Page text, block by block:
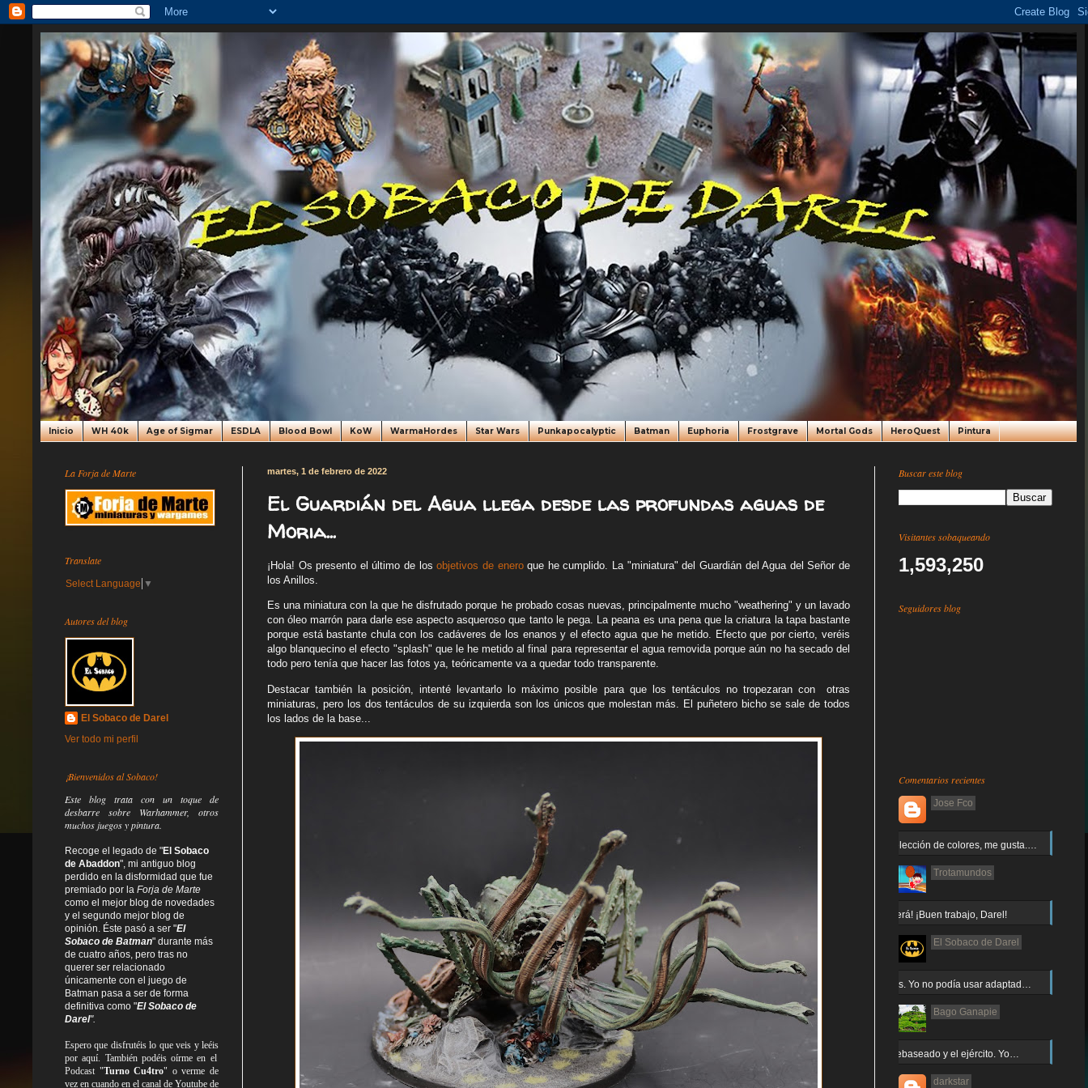
Inicio WH 40k Age of Sigmar ESDLA Blood Bowl KoW WarmaHordes Star Wars Punkapocalyptic Batman Euphoria Frostgrave Mortal Gods HeroQuest Pintura
martes, 1 de febrero de 2022
El Guardián del Agua llega desde las profundas aguas de
Moria...
¡Hola! Os presento el último de losobjetivos de eneroque he cumplido. La "miniatura" del Guardián del Agua del Señor de
los Anillos.
Es una miniatura con la que he disfrutado porque he probado cosas nuevas, principalmente mucho "weathering" y un lavado
con óleo marrón para darle ese aspecto asqueroso que tanto le pega. La peana es una pena que la criatura la tapa bastante
porque está bastante chula con los cadáveres de los enanos y el efecto agua que he metido. Efecto que por cierto, veréis
algo blanquecino el efecto "splash" que le he metido al final para representar el agua removida porque aún no ha secado del
todo pero tenía que hacer las fotos ya, teóricamente va a quedar todo transparente.
Destacar también la posición, intenté levantarlo lo máximo posible para que los tentáculos no tropezaran con otras
miniaturas, pero los dos tentáculos de su izquierda son los únicos que molestan más. El puñetero bicho se sale de todos
los lados de la base...
La Forja de Marte
Translate
Select Language ▼
Autores del blog
El Sobaco de Darel
Ver todo mi perfil
¡Bienvenidos al Sobaco!
Este blog trata con un toque de
desbarre sobre Warhammer, otros
muchos juegos y pintura.
Recoge el legado de "El Sobaco
de Abaddon", mi antiguo blog
perdido en la disformidad que fue
premiado por la Forja de Marte
como el mejor blog de novedades
y el segundo mejor blog de
opinión. Éste pasó a ser "El
Sobaco de Batman" durante más
de cuatro años, pero tras no
querer ser relacionado
únicamente con el juego de
Batman pasa a ser de forma
definitiva como "El Sobaco de
Darel".
Espero que disfrutéis lo queveis yleéis
por aquí. También podéis oírme en el
Podcast "Turno Cu4tro" o verme de
vez en cuando en el canal de Youtube de
Buscar este blog
Visitantes sobaqueando
1,593,250
Seguidores blog
Comentarios recientes
Jose Fco
Muy buena elección de colores, me gusta.…
Trotamundos
¡Arnor no caerá! ¡Buen trabajo, Darel!
El Sobaco de Darel
Jajaja gracias. Yo no podía usar adaptad…
Bago Ganapie
Increíble el rebaseado y el ejército. Yo…
darkstar